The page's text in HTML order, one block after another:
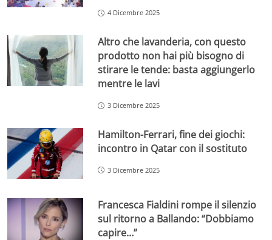
4 Dicembre 2025
Altro che lavanderia, con questo
prodotto non hai più bisogno di
stirare le tende: basta aggiungerlo
mentre le lavi
3 Dicembre 2025
Hamilton-Ferrari, fine dei giochi:
incontro in Qatar con il sostituto
3 Dicembre 2025
Francesca Fialdini rompe il silenzio
sul ritorno a Ballando: “Dobbiamo
capire…”